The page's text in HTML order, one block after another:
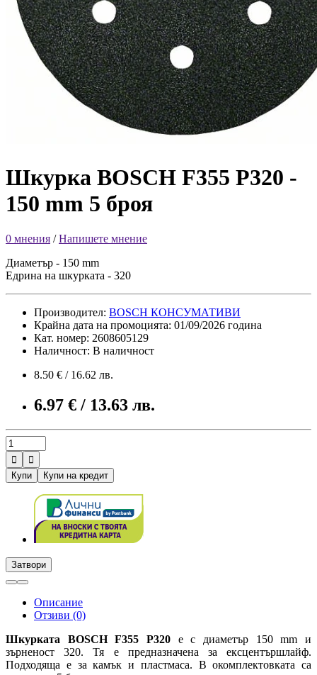
Шкурка BOSCH F355 P320 -
150 mm 5 броя
0 мнения /Напишете мнение
Диаметър - 150 mm
Едрина на шкурката - 320
Производител: BOSCH КОНСУМАТИВИ
Крайна дата на промоцията: 01/09/2026 година
Кат. номер: 2608605129
Наличност: В наличност
8.50 € / 16.62 лв.
6.97 € / 13.63 лв.


Купи
Купи на кредит
Затвори
Описание
Отзиви (0)
Шкурката BOSCHF355 P320 е с диаметър 150 mm и
зърненост 320. Тя е предназначена за ексцентършлайф.
Подходяща е за камък и пластмаса. В окомплектовката са